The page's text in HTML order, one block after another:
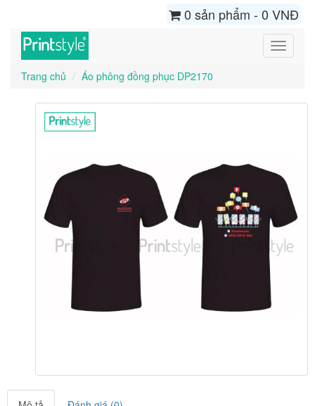
0 sản phẩm - 0 VNĐ
Toggle
Trang chủ
Áo phông đồng phục DP2170